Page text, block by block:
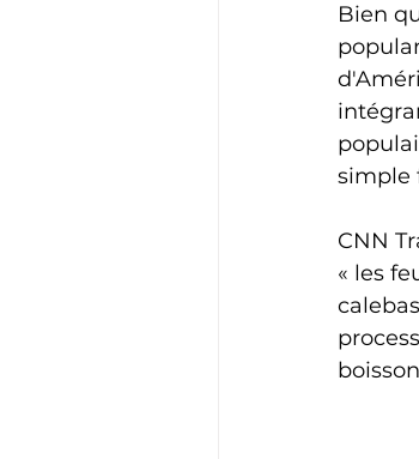
Bien
simple
CNN
« les